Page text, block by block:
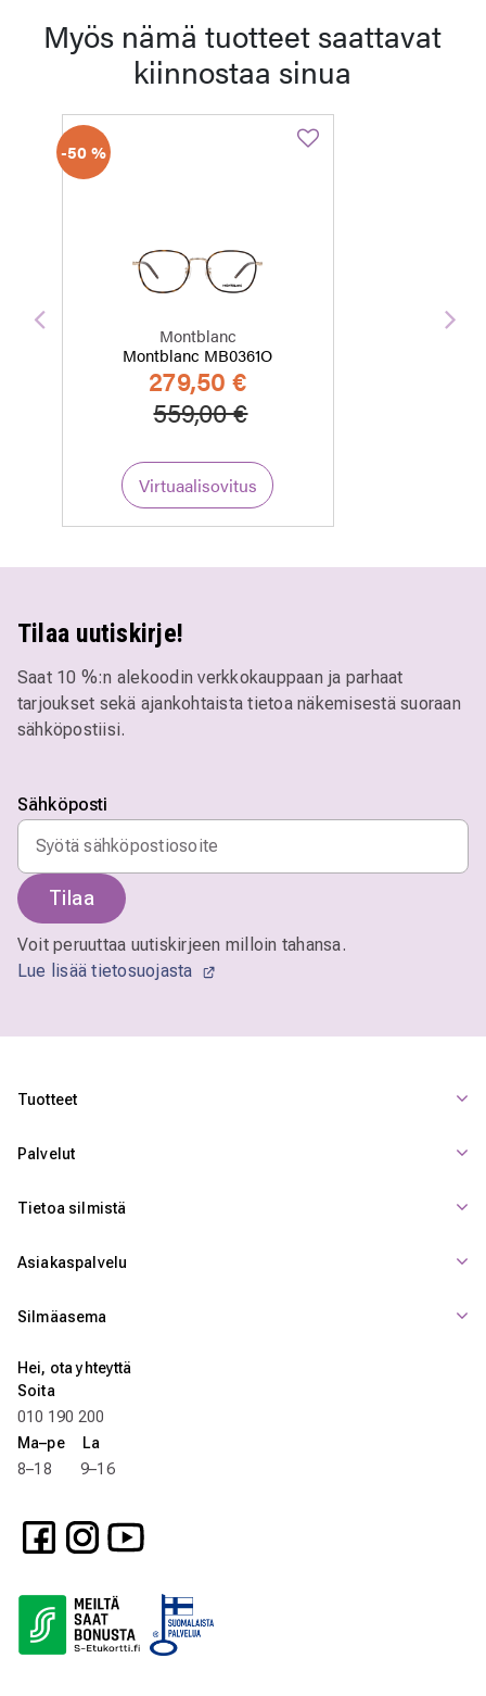
Myös nämä tuotteet saattavat
kiinnostaa sinua
-50 %
Montblanc
Montblanc MB0361O
279,50 €
Hinta alennettu
559,00 €Alennettu hinta
Virtuaalisovitus
Edellinen
Tilaa uutiskirje!
Saat 10 %:n alekoodin verkkokauppaan ja parhaat
tarjoukset sekä ajankohtaista tietoa näkemisestä suoraan
sähköpostiisi.
Sähköposti
Tilaa
Voit peruuttaa uutiskirjeen milloin tahansa.
Lue lisää tietosuojasta
Tuotteet
Palvelut
Tietoa silmistä
Asiakaspalvelu
Silmäasema
Hei, ota yhteyttä
Soita
010 190 200
Ma–pe La
8–18 9–16